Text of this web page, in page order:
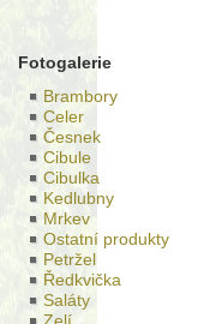
Fotogalerie
Brambory
Celer
Česnek
Cibule
Cibulka
Kedlubny
Mrkev
Ostatní produkty
Petržel
Ředkvička
Saláty